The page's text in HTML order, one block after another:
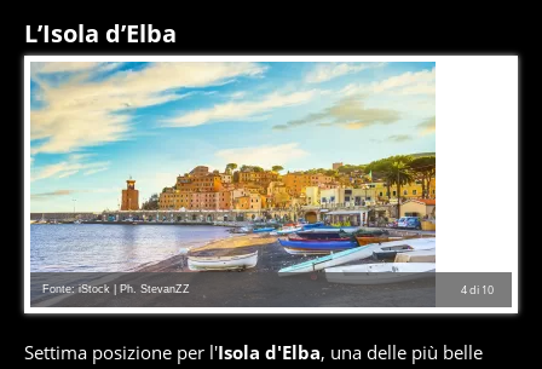
L’Isola d’Elba
4di 10
Fonte: iStock | Ph. StevanZZ
Settima posizione per l'Isola d'Elba, una delle più belle